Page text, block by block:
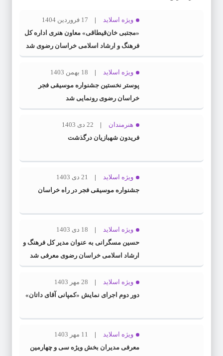
ویژه اسلاید
17 فروردین 1404
«مجتبی خان‌قیطاقی» معاون هنری اداره کل
فرهنگ و ارشاد اسلامی خراسان رضوی شد
ویژه اسلاید
18 بهمن 1403
پوستر نخستین جشنواره موسیقی فجر
خراسان رضوی رونمایی شد
هنرمندان
22 دی 1403
فریدون شهبازیان درگذشت
ویژه اسلاید
21 دی 1403
جشنواره موسیقی فجر در راه خراسان
ویژه اسلاید
18 دی 1403
حسین مسگرانی به عنوان مدیر کل فرهنگ و
ارشاد اسلامی خراسان رضوی معرفی شد
ویژه اسلاید
28 مهر 1403
دور دوم اجرای نمایش «کمپانی آقای داتان»
ویژه اسلاید
11 مهر 1403
معرفی مدیران بخش ویژه سی و چهارمین